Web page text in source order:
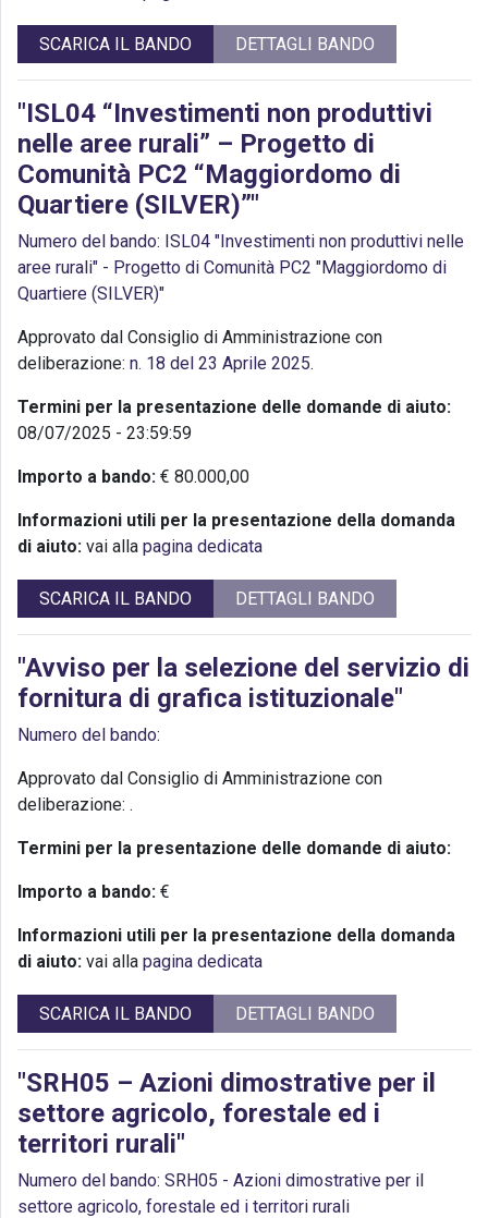
SCARICA IL BANDO DETTAGLI BANDO
"ISL04 “Investimenti non produttivi
nelle aree rurali” – Progetto di
Comunità PC2 “Maggiordomo di
Quartiere (SILVER)”"
Numero del bando: ISL04 "Investimenti non produttivi nelle
aree rurali" - Progetto di Comunità PC2 "Maggiordomo di
Quartiere (SILVER)"
Approvato dal Consiglio di Amministrazione con
deliberazione: n. 18 del 23 Aprile 2025.
Termini per la presentazione delle domande di aiuto:
08/07/2025 - 23:59:59
Importo a bando: € 80.000,00
Informazioni utili per la presentazione della domanda
di aiuto: vai alla pagina dedicata
SCARICA IL BANDO DETTAGLI BANDO
"Avviso per la selezione del servizio di
fornitura di grafica istituzionale"
Numero del bando:
Approvato dal Consiglio di Amministrazione con
deliberazione: .
Termini per la presentazione delle domande di aiuto:
Importo a bando: €
Informazioni utili per la presentazione della domanda
di aiuto: vai alla pagina dedicata
SCARICA IL BANDO DETTAGLI BANDO
"SRH05 – Azioni dimostrative per il
settore agricolo, forestale ed i
territori rurali"
Numero del bando: SRH05 - Azioni dimostrative per il
settore agricolo, forestale ed i territori rurali